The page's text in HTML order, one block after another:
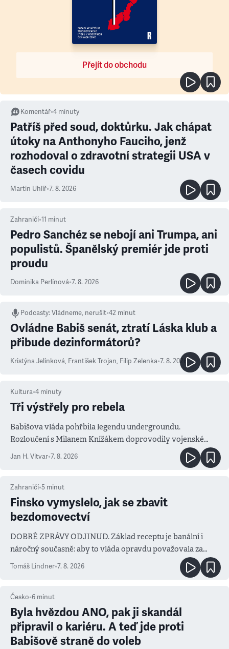
Přejít do obchodu
Komentář•4 minuty
Patříš před soud, doktůrku. Jak chápat
útoky na Anthonyho Fauciho, jenž
rozhodoval o zdravotní strategii USA v
časech covidu
Martin Uhlíř•7. 8. 2026
Zahraničí•11 minut
Pedro Sanchéz se nebojí ani Trumpa, ani
populistů. Španělský premiér jde proti
proudu
Dominika Perlínová•7. 8. 2026
Podcasty:Vládneme, nerušit•42 minut
Ovládne Babiš senát, ztratí Láska klub a
přibude dezinformátorů?
Kristýna Jelínková, František Trojan, Filip Zelenka•7. 8. 2026
Kultura•4 minuty
Tři výstřely pro rebela
Babišova vláda pohřbila legendu undergroundu.
Rozloučení s Milanem Knížákem doprovodily vojenské
salvy i kritika pokrokářů
Jan H. Vitvar•7. 8. 2026
Zahraničí•5 minut
Finsko vymyslelo, jak se zbavit
bezdomovectví
DOBRÉ ZPRÁVY ODJINUD. Základ receptu je banální i
náročný současně: aby to vláda opravdu považovala za
prioritu
Tomáš Lindner•7. 8. 2026
Česko•6 minut
Byla hvězdou ANO, pak ji skandál
připravil o kariéru. A teď jde proti
Babišově straně do voleb